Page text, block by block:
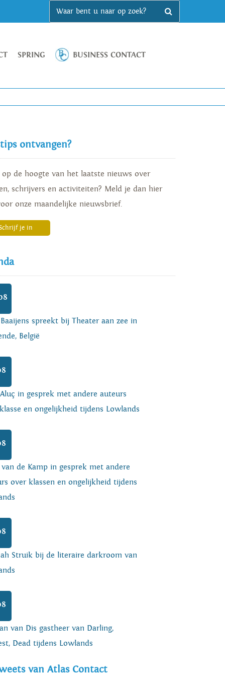
SPRING BUSINESS CONTACT
ontvangen?
de hoogte van het laatste nieuws over
schrijvers en activiteiten? Meld je dan hier
onze maandelijke nieuwsbrief.
je in
spreekt bij Theater aan zee in
België
in gesprek met andere auteurs
en ongelijkheid tijdens Lowlands
de Kamp in gesprek met andere
over klassen en ongelijkheid tijdens
Struik bij de literaire darkroom van
van Dis gastheer van Darling,
Dead tijdens Lowlands
van Atlas Contact